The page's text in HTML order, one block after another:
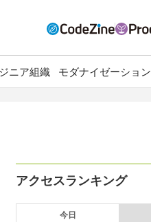
ニア組織 モダナイゼーション
アクセスランキング
今日